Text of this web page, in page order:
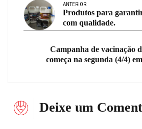
ANTERIOR
Produtos para
com qualidade.
Campanha de vacinação
começa na segunda (4/4)
Deixe um